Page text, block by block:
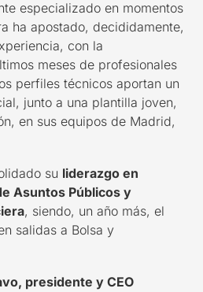
especializado en momentos
ha apostado, decididamente,
con la
meses de profesionales
perfiles técnicos aportan un
junto a una plantilla joven,
en sus equipos de Madrid,
su liderazgo en
Asuntos Públicos y
, siendo, un año más, el
salidas a Bolsa y
presidente y CEO